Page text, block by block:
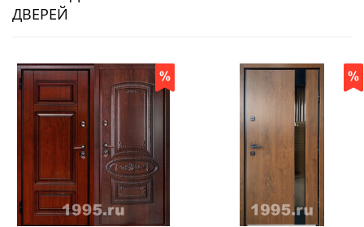
ДВЕРЕЙ